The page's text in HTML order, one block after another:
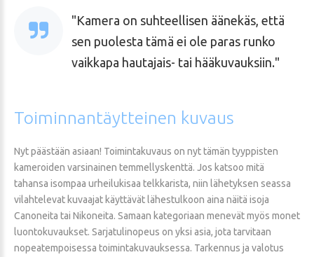
Kamera on suhteellisen äänekäs, että
sen puolesta tämä ei ole paras runko
vaikkapa hautajais- tai hääkuvauksiin.
Toiminnantäytteinen kuvaus
Nyt päästään asiaan! Toimintakuvaus on nyt tämän tyyppisten
kameroiden varsinainen temmellyskenttä. Jos katsoo mitä
tahansa isompaa urheilukisaa telkkarista, niin lähetyksen seassa
vilahtelevat kuvaajat käyttävät lähestulkoon aina näitä isoja
Canoneita tai Nikoneita. Samaan kategoriaan menevät myös monet
luontokuvaukset. Sarjatulinopeus on yksi asia, jota tarvitaan
nopeatempoisessa toimintakuvauksessa. Tarkennus ja valotus